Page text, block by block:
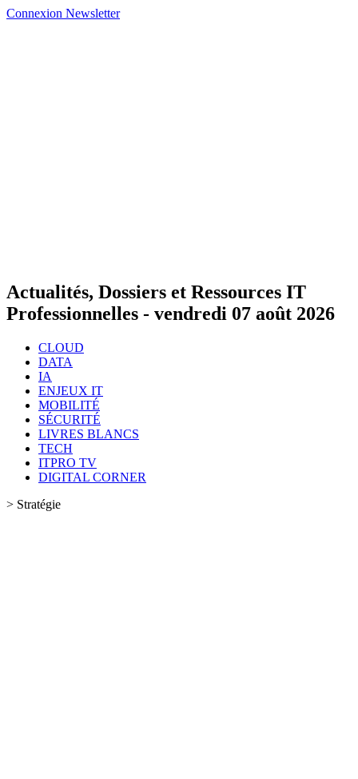
Connexion Newsletter
Actualités, Dossiers et Ressources IT
Professionnelles - vendredi 07 août 2026
CLOUD
DATA
IA
ENJEUX IT
MOBILITÉ
SÉCURITÉ
LIVRES BLANCS
TECH
ITPRO TV
DIGITAL CORNER
> Stratégie